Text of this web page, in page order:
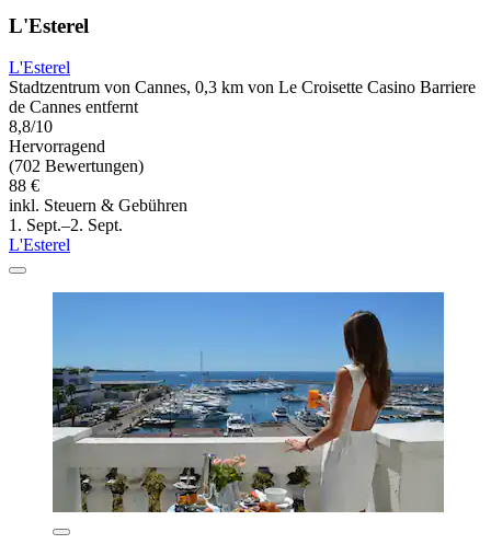
L'Esterel
L'Esterel
Stadtzentrum von Cannes, 0,3 km von Le Croisette Casino Barriere
de Cannes entfernt
8,8/10
Hervorragend
(702 Bewertungen)
88 €
inkl. Steuern & Gebühren
1. Sept.–2. Sept.
L'Esterel